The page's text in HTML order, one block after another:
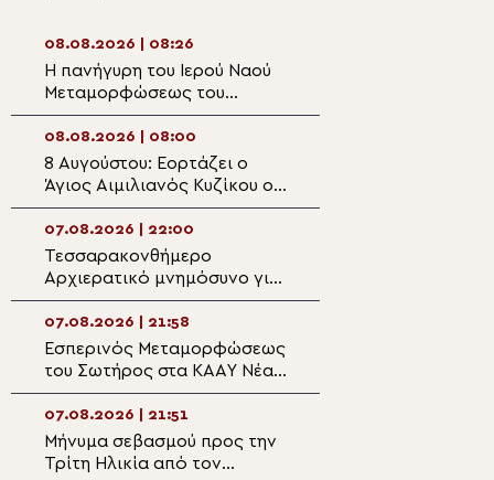
08.08.2026 | 08:26
Η πανήγυρη του Ιερού Ναού
Μεταμορφώσεως του
Σωτήρος στην Παραλία
Οφρυνίου
08.08.2026 | 08:00
8 Αυγούστου: Εορτάζει ο
Άγιος Αιμιλιανός Κυζίκου ο
Ομολογητής
07.08.2026 | 22:00
Τεσσαρακονθήμερο
Αρχιερατικό μνημόσυνο για
τον π. Δημήτριο Μαρτσούκο
στον Άγιο Ιωάννη Απιδέας
07.08.2026 | 21:58
Εσπερινός Μεταμορφώσεως
του Σωτήρος στα ΚΑΑΥ Νέας
Περάμου
07.08.2026 | 21:51
Μήνυμα σεβασμού προς την
Τρίτη Ηλικία από τον